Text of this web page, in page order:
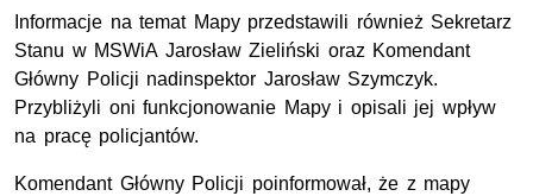
Informacje na temat Mapy przedstawili również Sekretarz
Stanu w MSWiA Jarosław Zieliński oraz Komendant
Główny Policji nadinspektor Jarosław Szymczyk.
Przybliżyli oni funkcjonowanie Mapy i opisali jej wpływ
na pracę policjantów.
Komendant Główny Policji poinformował, że z mapy